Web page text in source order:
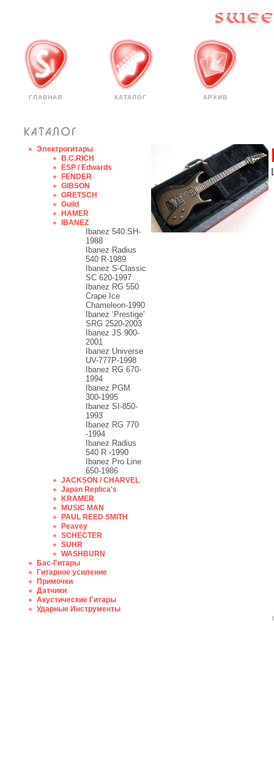
ГЛАВНАЯ КАТАЛОГ АРХИВ
Электрогитары
B.C.RICH
ESP / Edwards
FENDER
GIBSON
GRETSCH
Guild
HAMER
IBANEZ
Ibanez 540 SH-
1988
Ibanez Radius
540 R-1989
Ibanez S-Classic
SC 620-1997
Ibanez RG 550
Crape Ice
Chameleon-1990
Ibanez ‘Prestige’
SRG 2520-2003
Ibanez JS 900-
2001
Ibanez Universe
UV-777P-1998
Ibanez RG 670-
1994
Ibanez PGM
300-1995
Ibanez SI-850-
1993
Ibanez RG 770
-1994
Ibanez Radius
540 R -1990
Ibanez Pro Line
650-1986
JACKSON / CHARVEL
Japan Replica's
KRAMER
MUSIC MAN
PAUL REED SMITH
Peavey
SCHECTER
SUHR
WASHBURN
Бас-Гитары
Гитарное усиление
Примочки
Датчики
Акустические Гитары
Ударные Инструменты